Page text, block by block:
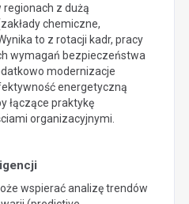
z dużą
chemiczne,
to z rotacji kadr, pracy
wymagań bezpieczeństwa
modernizacje
energetyczną
łączące praktykę
organizacyjnymi.
wspierać analizę trendów